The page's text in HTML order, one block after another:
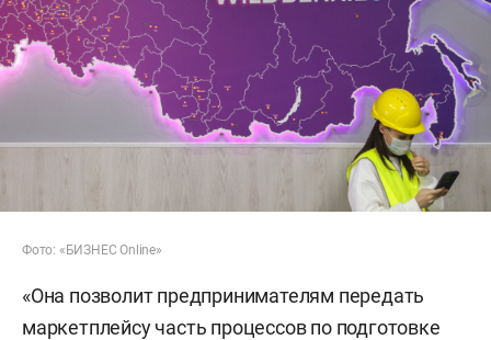
Фото: «БИЗНЕС Online»
«Она позволит предпринимателям передать
маркетплейсу часть процессов по подготовке